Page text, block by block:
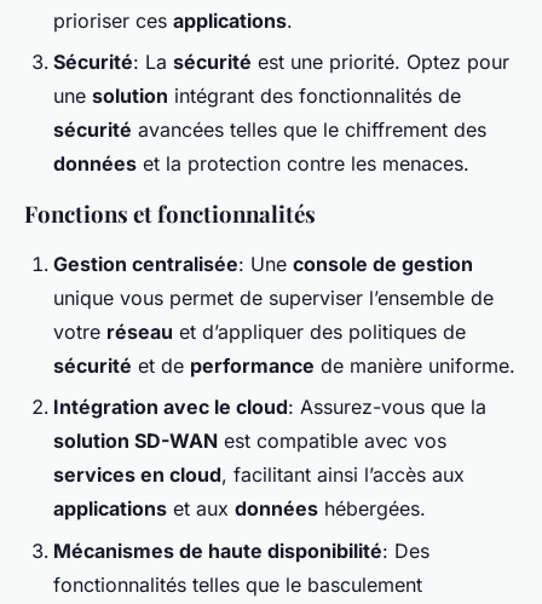
prioriser ces applications.
Sécurité: La sécurité est une priorité. Optez pour
une solution intégrant des fonctionnalités de
sécurité avancées telles que le chiffrement des
données et la protection contre les menaces.
Fonctions et fonctionnalités
Gestion centralisée: Une console de gestion
unique vous permet de superviser l’ensemble de
votre réseau et d’appliquer des politiques de
sécurité et de performance de manière uniforme.
Intégration avec le cloud: Assurez-vous que la
solution SD-WAN est compatible avec vos
services en cloud, facilitant ainsi l’accès aux
applications et aux données hébergées.
Mécanismes de haute disponibilité: Des
fonctionnalités telles que le basculement